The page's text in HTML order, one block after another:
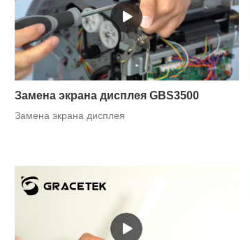
Замена экрана дисплея GBS3500
Замена экрана дисплея